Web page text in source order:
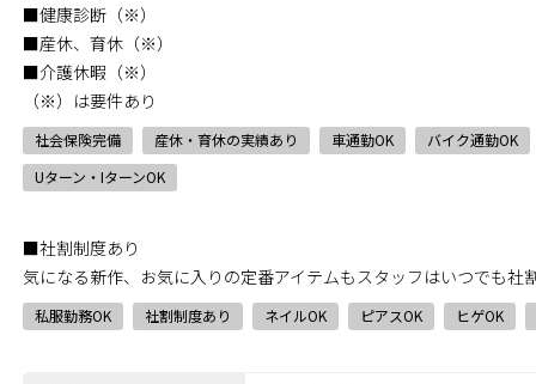
■健康診断（※）
■産休、育休（※）
■介護休暇（※）
（※）は要件あり
社会保険完備 産休・育休の実績あり 車通勤OK バイク通勤OK
Uターン・IターンOK
■社割制度あり
気になる新作、お気に入りの定番アイテムもスタッフはいつでも社
私服勤務OK 社割制度あり ネイルOK ピアスOK ヒゲOK